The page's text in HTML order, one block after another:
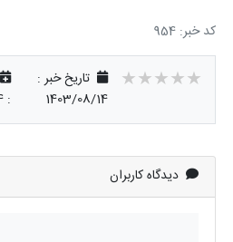
کد خبر: 954
★★★★★
★★★★★
★★★★★
تاریخ خبر :
1403/08/14
:
دیدگاه کاربران